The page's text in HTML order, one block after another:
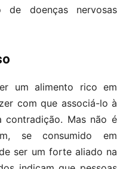
de doenças nervosas
um alimento rico em
com que associá-lo à
contradição. Mas não é
se consumido em
ser um forte aliado na